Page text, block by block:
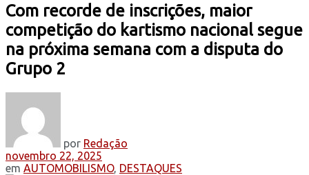
Com recorde de inscrições, maior
competição do kartismo nacional segue
na próxima semana com a disputa do
Grupo 2
por Redação
novembro 22, 2025
em AUTOMOBILISMO, DESTAQUES